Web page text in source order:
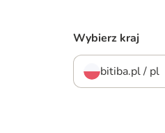
Wybierz kraj
bitiba.pl / pl